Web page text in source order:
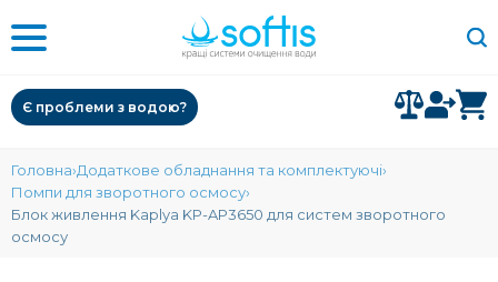
Є проблеми з водою?
Головна Додаткове обладнання та комплектуючі
Помпи для зворотного осмосу
Блок живлення Kaplya KP-AP3650 для систем зворотного
осмосу